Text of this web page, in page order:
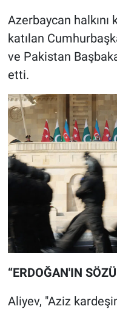
Azerbaycan
katılan
ve Pakistan
etti.
“ERDOĞAN'IN
Aliyev, "Aziz